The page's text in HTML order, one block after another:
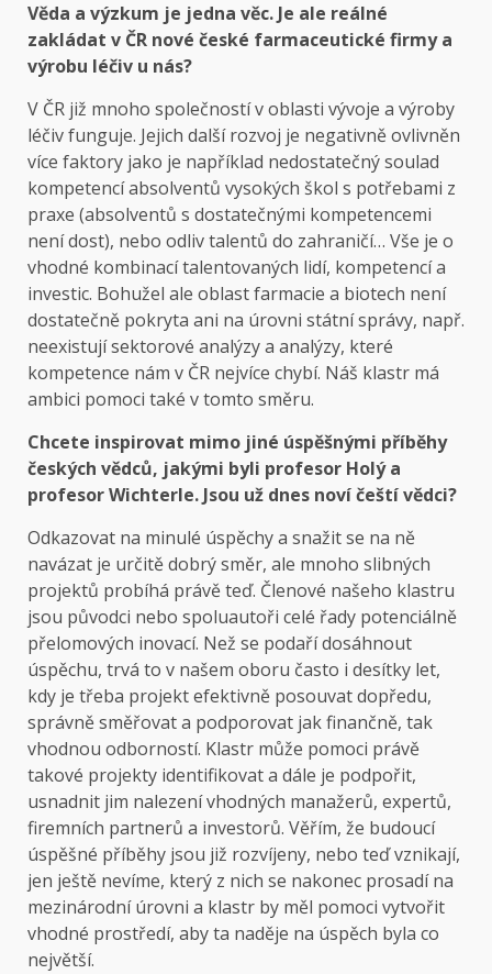
Věda a výzkum je jedna věc. Je ale reálné
zakládat v ČR nové české farmaceutické firmy a
výrobu léčiv u nás?
V ČR již mnoho společností v oblasti vývoje a výroby
léčiv funguje. Jejich další rozvoj je negativně ovlivněn
více faktory jako je například nedostatečný soulad
kompetencí absolventů vysokých škol s potřebami z
praxe (absolventů s dostatečnými kompetencemi
není dost), nebo odliv talentů do zahraničí… Vše je o
vhodné kombinací talentovaných lidí, kompetencí a
investic. Bohužel ale oblast farmacie a biotech není
dostatečně pokryta ani na úrovni státní správy, např.
neexistují sektorové analýzy a analýzy, které
kompetence nám v ČR nejvíce chybí. Náš klastr má
ambici pomoci také v tomto směru.
Chcete inspirovat mimo jiné úspěšnými příběhy
českých vědců, jakými byli profesor Holý a
profesor Wichterle. Jsou už dnes noví čeští vědci?
Odkazovat na minulé úspěchy a snažit se na ně
navázat je určitě dobrý směr, ale mnoho slibných
projektů probíhá právě teď. Členové našeho klastru
jsou původci nebo spoluautoři celé řady potenciálně
přelomových inovací. Než se podaří dosáhnout
úspěchu, trvá to v našem oboru často i desítky let,
kdy je třeba projekt efektivně posouvat dopředu,
správně směřovat a podporovat jak finančně, tak
vhodnou odborností. Klastr může pomoci právě
takové projekty identifikovat a dále je podpořit,
usnadnit jim nalezení vhodných manažerů, expertů,
firemních partnerů a investorů. Věřím, že budoucí
úspěšné příběhy jsou již rozvíjeny, nebo teď vznikají,
jen ještě nevíme, který z nich se nakonec prosadí na
mezinárodní úrovni a klastr by měl pomoci vytvořit
vhodné prostředí, aby ta naděje na úspěch byla co
největší.